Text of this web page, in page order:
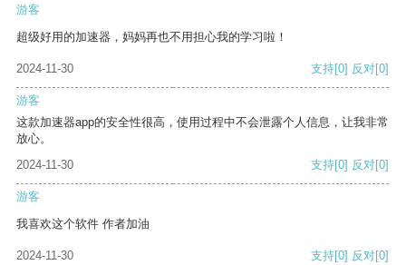
游客
超级好用的加速器，妈妈再也不用担心我的学习啦！
2024-11-30 支持[0] 反对[0]
游客
这款加速器app的安全性很高，使用过程中不会泄露个人信息，让我非常
放心。
2024-11-30
支持[0] 反对[0]
游客
我喜欢这个软件 作者加油
2024-11-30 支持[0] 反对[0]